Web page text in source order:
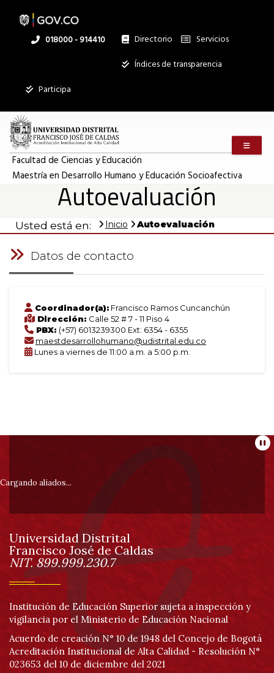
contenido
Linea
018000 - 914410 Directorio
Institucional
Servicios
Índices de transparencia
Participa
Facultad de Ciencias y Educación
Maestría en Desarrollo Humano y Educación Socioafectiva
Autoevaluación
Usted está en: Inicio Autoevaluación
Datos de contacto
Coordinador(a): Francisco Ramos Cuncanchún
Dirección: Calle 52 # 7 - 11 Piso 4
PBX: (+57) 6013239300 Ext: 6354 - 6355
maestdesarrollohumano@udistrital.edu.co
Lunes a viernes de 11:00 a.m. a 5:00 p.m.
Información
pie
de
página
Cargando aliados...
Información
Universidad Distrital
Francisco José de Caldas
NIT. 899.999.230.7
Institución de Educación Superior sujeta a inspección y
vigilancia por el Ministerio de Educación Nacional
Acuerdo de creación N° 10 de 1948 del Concejo de Bogotá
Acreditación Institucional de Alta Calidad - Resolución N°
023653 del 10 de diciembre del 2021